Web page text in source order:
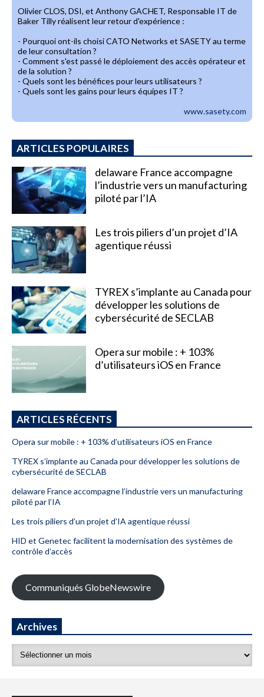
Olivier CLOS, DSI, et Anthony GACHET, Responsable IT de
Baker Tilly réalisent leur retour d'expérience :
- Pourquoi ont-ils choisi CATO Networks et SASETY au terme
de leur consultation ?
- Comment s'est passé le déploiement des accès opérateur et
de la solution ?
- Quels sont les bénéfices pour leurs utilisateurs ?
- Quels sont les gains pour leurs équipes IT ?
www.sasety.com
ARTICLES POPULAIRES
delaware France accompagne
l’industrie vers un manufacturing
piloté par l’IA
Les trois piliers d’un projet d’IA
agentique réussi
TYREX s’implante au Canada pour
développer les solutions de
cybersécurité de SECLAB
Opera sur mobile : + 103%
d’utilisateurs iOS en France
ARTICLES RÉCENTS
Opera sur mobile : + 103% d’utilisateurs iOS en France
TYREX s’implante au Canada pour développer les solutions de
cybersécurité de SECLAB
delaware France accompagne l’industrie vers un manufacturing
piloté par l’IA
Les trois piliers d’un projet d’IA agentique réussi
HID et Genetec facilitent la modernisation des systèmes de
contrôle d’accès
Communiqués GlobeNewswire
Archives